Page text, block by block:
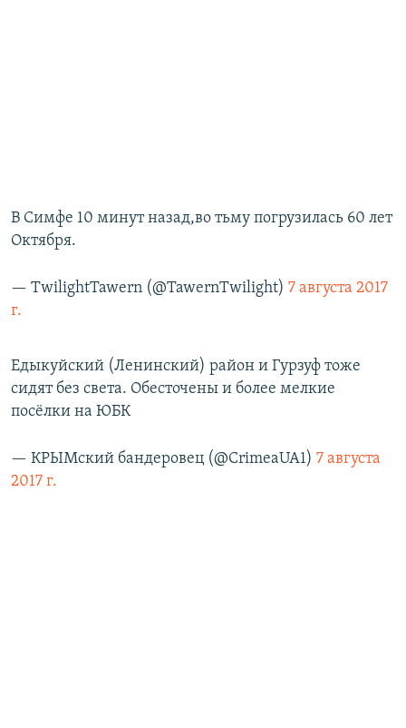
В Симфе 10 минут назад,во тьму погрузилась 60 лет
Октября.
— TwilightTawern (@TawernTwilight) 7 августа 2017
г.
Едыкуйский (Ленинский) район и Гурзуф тоже
сидят без света. Обесточены и более мелкие
посёлки на ЮБК
— КРЫМский бандеровец (@CrimeaUA1) 7 августа
2017 г.